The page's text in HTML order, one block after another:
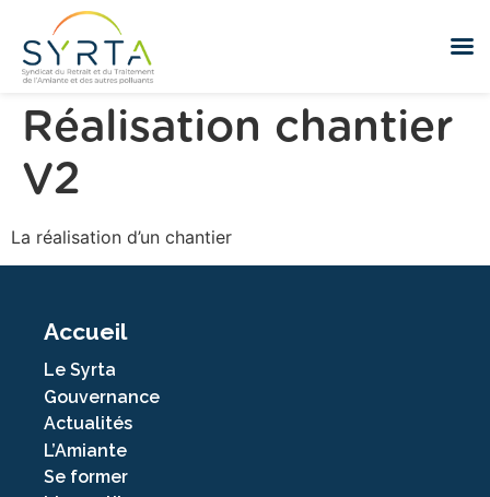
Réalisation chantier
V2
La réalisation d’un chantier
Accueil
Le Syrta
Gouvernance
Actualités
L’Amiante
Se former